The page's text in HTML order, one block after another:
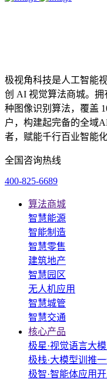
极视角科技是人工智能
创 AI 视觉算法商城。拥
种图像识别算法，覆盖
户，构建起完备的全域
者，赋能千行百业智能
全国咨询热线
400-825-6689
算法商城
智慧能源
智能制造
智慧零售
建筑地产
智慧园区
无人机应用
智慧城管
智慧交通
核心产品
极星·视觉语言大
极栈·大模型训推
极智·智能体应用